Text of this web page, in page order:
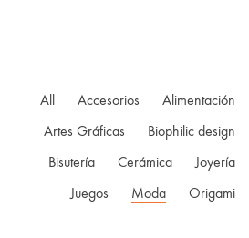
All Accesorios
Alimentación
Artes Gráficas
Biophilic design
Bisutería
Cerámica
Joyería
Juegos
Moda Origami